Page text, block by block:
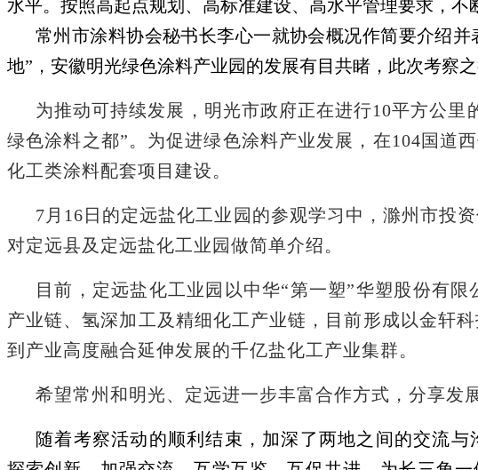
水平。按照高起点规划、高标准建设、高水平管理要求，
常州市涂料协会秘书长李心一就协会概况作简要介绍
地”，安徽明光绿色涂料产业园的发展有目共睹，此次考察
为推动可持续发展 ， 明光市政府正在进行10平方公里
绿色涂料之都”。 为促进绿色涂料产业发展 ， 在104国道
化工类涂料配套项目建设。
7月16日的定远盐化工业园的参观学习中，滁州市投
对定远县及定远盐化工业园做简单介绍。
目前，定远盐化工业园以中华“第一塑”华塑股份有
产业链、氢深加工及精细化工产业链，目前形成以金轩
到产业高度融合延伸发展的千亿盐化工产业集群。
希望常州和明光、定远进一步丰富合作方式，分享发
随着考察活动的顺利结束，加深了两地之间的交流与